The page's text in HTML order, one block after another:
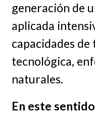
generación de
aplicada
capacidades
tecnológica,
naturales.
En este